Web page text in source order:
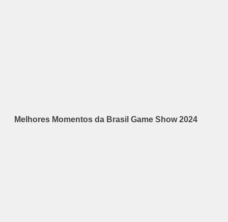
Melhores Momentos da Brasil Game Show 2024